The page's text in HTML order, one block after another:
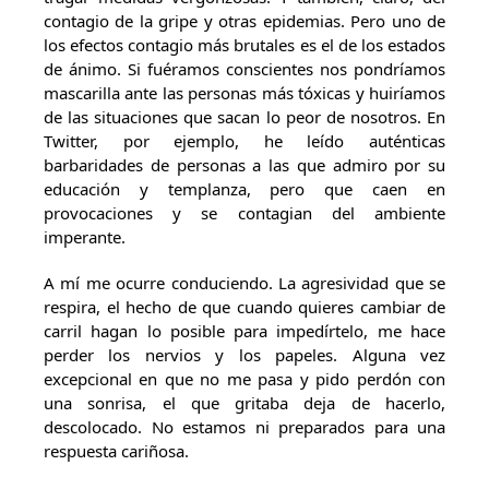
contagio de la gripe y otras epidemias. Pero uno de
los efectos contagio más brutales es el de los estados
de ánimo. Si fuéramos conscientes nos pondríamos
mascarilla ante las personas más tóxicas y huiríamos
de las situaciones que sacan lo peor de nosotros. En
Twitter, por ejemplo, he leído auténticas
barbaridades de personas a las que admiro por su
educación y templanza, pero que caen en
provocaciones y se contagian del ambiente
imperante.
A mí me ocurre conduciendo. La agresividad que se
respira, el hecho de que cuando quieres cambiar de
carril hagan lo posible para impedírtelo, me hace
perder los nervios y los papeles. Alguna vez
excepcional en que no me pasa y pido perdón con
una sonrisa, el que gritaba deja de hacerlo,
descolocado. No estamos ni preparados para una
respuesta cariñosa.